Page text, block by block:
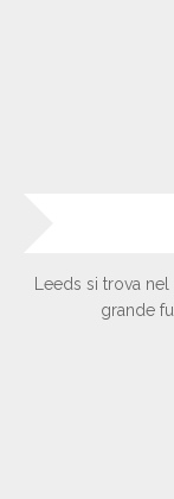
Leeds si trova
grande